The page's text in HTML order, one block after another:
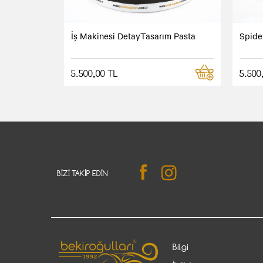
İş Makinesi DetayTasarım Pasta
5.500,00 TL
BIZI TAKIP EDIN
Bilgi